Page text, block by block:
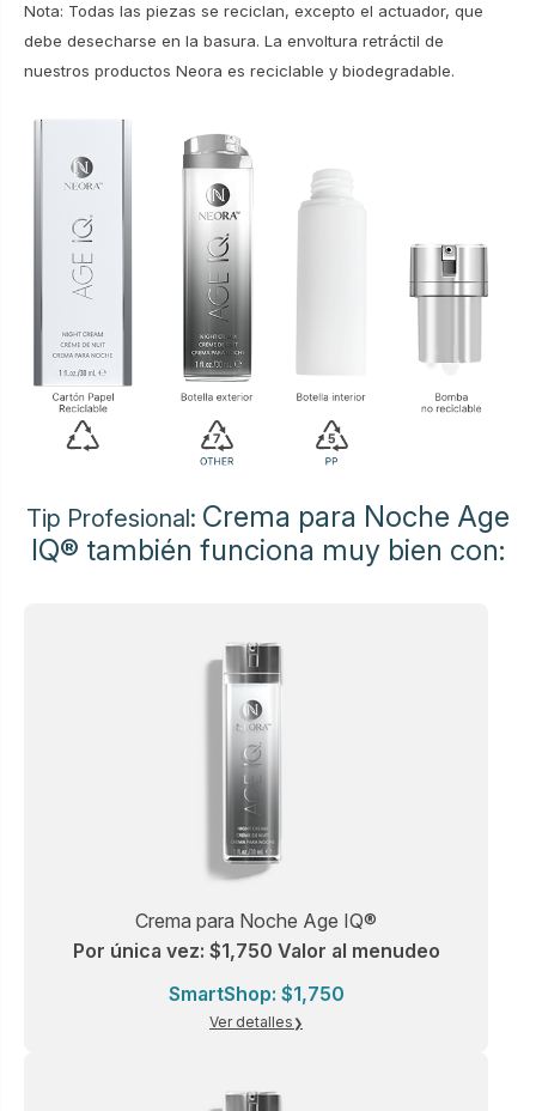
Nota: Todas las piezas se reciclan, excepto el actuador, que
debe desecharse en la basura. La envoltura retráctil de
nuestros productos Neora es reciclable y biodegradable.
Tip Profesional: Crema para Noche Age
IQ® también funciona muy bien con:
Crema para Noche Age IQ®
Por única vez: $1,750 Valor al menudeo
SmartShop: $1,750
Ver detalles